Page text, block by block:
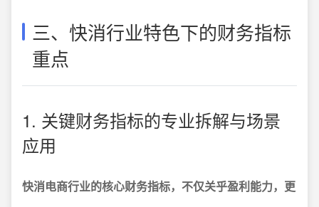
三、快消行业特色下的财务指标
重点
1. 关键财务指标的专业拆解与场景
应用
快消电商行业的核心财务指标，不仅关乎盈利能力，更